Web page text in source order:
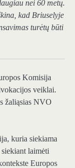
nei 60 metų.
kad Briuselyje
turėtų būti
Komisija
veiklai.
žaliąsias NVO
kuria siekiama
laimėti
Europos